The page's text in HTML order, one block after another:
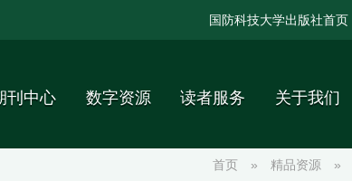
国防科技大学出版社首页
刊中心 数字资源 读者服务 关于我们
首页 » 精品资源 »